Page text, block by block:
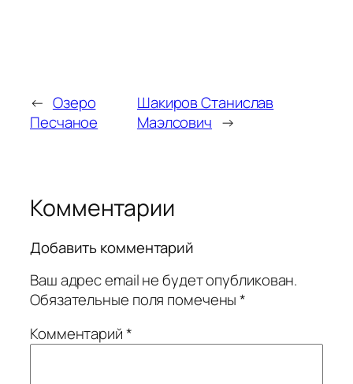
← Озеро
Песчаное
Шакиров Станислав
Маэлсович →
Комментарии
Добавить комментарий
Ваш адрес email не будет опубликован.
Обязательные поля помечены*
Комментарий*